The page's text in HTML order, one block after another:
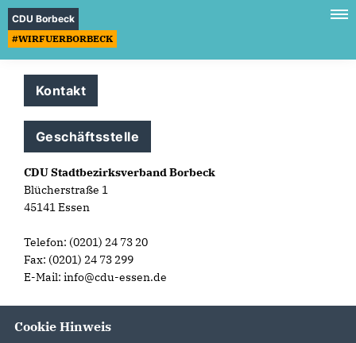
CDU Borbeck
#WIRFUERBORBECK
Kontakt
Geschäftsstelle
CDU Stadtbezirksverband Borbeck
Blücherstraße 1
45141 Essen
Telefon: (0201) 24 73 20
Fax: (0201) 24 73 299
E-Mail: info@cdu-essen.de
Cookie Hinweis